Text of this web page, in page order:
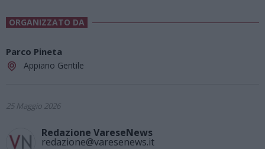
ORGANIZZATO DA
Parco Pineta
Appiano Gentile
25 Maggio 2026
Redazione VareseNews
redazione@varesenews.it